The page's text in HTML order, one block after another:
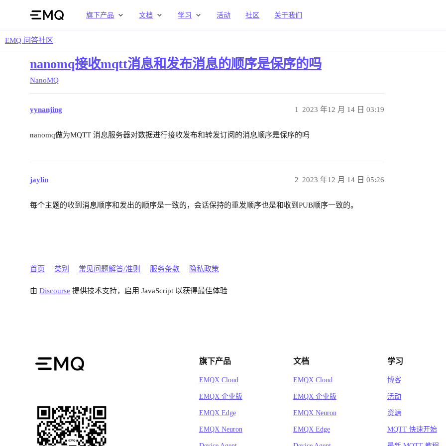
旗下产品 文档 学习 活动 社区 关于我们
EMQ 问答社区
nanomq接收mqtt消息和发布消息的顺序是保序的吗
NanoMQ
yynanjing 2023 年12 月 14 日 03:19
1
nanomq做为MQTT 消息服务器对数据进行接收发布和转发订阅的消息顺序是保序的吗
jaylin 2023 年12 月 14 日 05:26
2
每个主题的收到消息顺序和发出的顺序是一致的，会话保持的重发顺序也是和收到PUB顺序一致的。
首页 类别 常见问题解答/准则 服务条款 隐私政策
由 Discourse 提供技术支持，启用 JavaScript 以获得最佳体验
旗下产品
EMQX Cloud
EMQX 企业版
EMQX Edge
EMQX Neuron
文档
EMQX Cloud
EMQX 企业版
EMQX Neuron
EMQX Edge
学习
博客
活动
资源
MQTT 快速开始